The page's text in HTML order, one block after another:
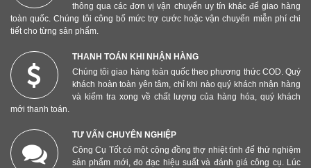
HÌnh dạng của kẹp dầm để cố định dầm với dầm là như
một chiếc kẹp chữ C với hai chấu kẹp là 2 bu lông.
thông qua các đơn vị vận chuyển uy tín khác để giao hàng
toàn quốc. Chúng tôi công bố mức trợ cước hoặc vận chuyển miễn phí chi
tiết cho từng sản phẩm.
THANH TOÁN KHI NHẬN HÀNG
Chúng tôi giao hàng toàn quốc theo phương thức COD. Quý
khách hoàn toàn yên tâm, chỉ khi nào quý khách nhận hàng
và kiểm tra xong về chất lượng của hàng hóa, quý khách
mới thanh toán.
TƯ VẤN CHUYÊN NGHIỆP
Công Cụ Tốt có một cộng đồng thợ nhiệt tình để thử nghiệm
sản phẩm mới, đo đạc hiệu suất và đánh giá công cụ. Lúc